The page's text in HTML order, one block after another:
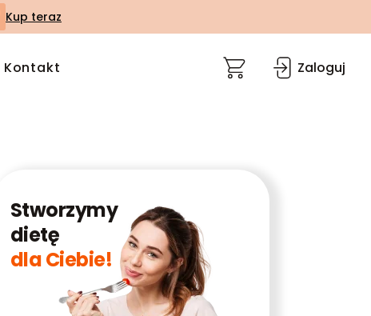
Kup teraz
Kontakt Zaloguj
Stworzymy
dietę
dla Ciebie!